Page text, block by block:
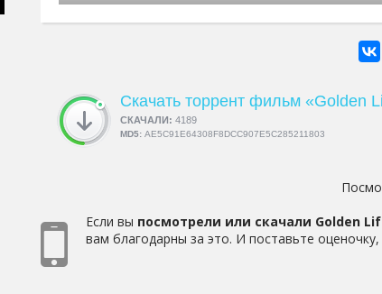
Скачать торрент фильм «Golden
СКАЧАЛИ: 4189
MD5: AE5C91E64308F8DCC907E5C285211803
Если вы посмотрели или скачали Golden
вам благодарны за это. И поставьте